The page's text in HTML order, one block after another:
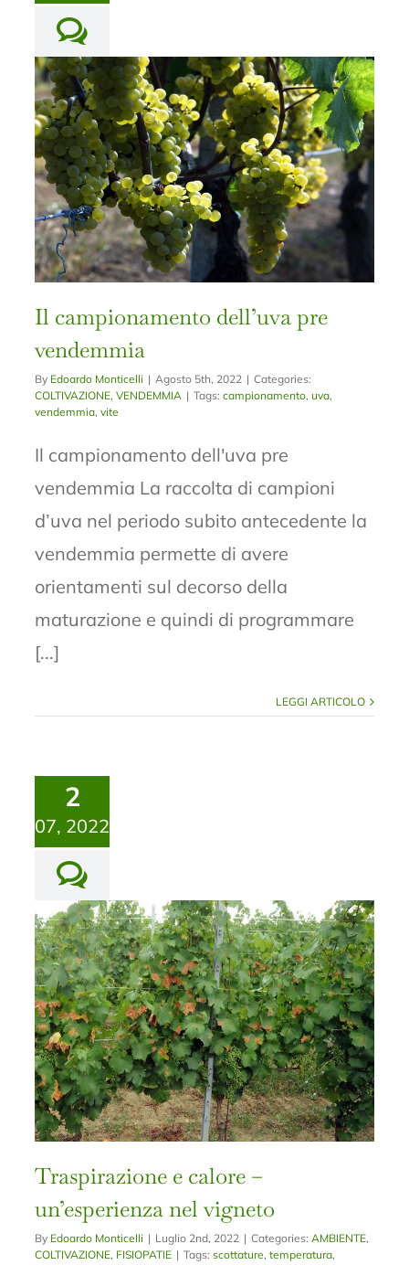
Il campionamento dell’uva pre
vendemmia
By Edoardo Monticelli | Agosto 5th, 2022 | Categories:
COLTIVAZIONE,VENDEMMIA | Tags:campionamento,uva,
vendemmia,vite
Il campionamento dell'uva pre
vendemmia La raccolta di campioni
d’uva nel periodo subito antecedente la
vendemmia permette di avere
orientamenti sul decorso della
maturazione e quindi di programmare
[...]
LEGGI ARTICOLO
2
07, 2022
Traspirazione e calore –
un’esperienza nel vigneto
By Edoardo Monticelli | Luglio 2nd, 2022 | Categories:AMBIENTE,
COLTIVAZIONE, FISIOPATIE | Tags:scottature,temperatura,